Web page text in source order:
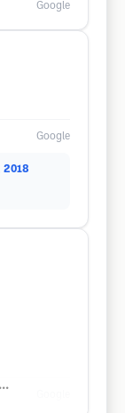
Google
Google
2018